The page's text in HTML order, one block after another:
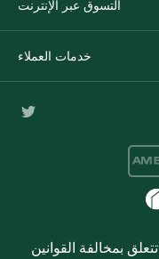
التسوق عبر الإنترنت
خدمات العملاء
بمخالفة القوانين